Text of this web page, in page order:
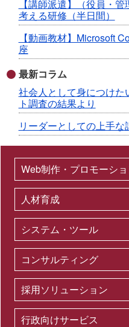
【講師派遣】（役員・
考える研修（半日間）
【動画教材】Microsoft
座
最新コラム
社会人として身につけ
ト調査の結果より
リーダーとしての上手
Web制作・プロモーシ
人材育成
システム・ツール
コンサルティング
採用ソリューション
行政向けサービス